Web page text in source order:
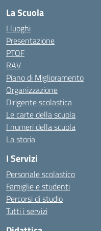
La Scuola
I luoghi
Presentazione
PTOF
RAV
Piano di Miglioramento
Organizzazione
Dirigente scolastica
Le carte della scuola
I numeri della scuola
La storia
I Servizi
Personale scolastico
Famiglie e studenti
Percorsi di studio
Tutti i servizi